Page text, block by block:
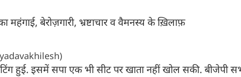
महंगाई, बेरोज़गारी, भ्रष्टाचार व वैमनस्य के ख़िलाफ़
हुई. इसमें सपा एक भी सीट पर खाता नहीं खोल सकी. बीजेपी